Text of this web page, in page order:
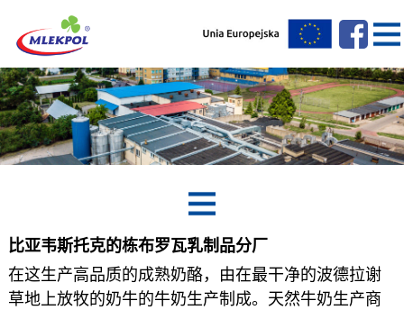
比亚韦斯托克的栋布罗瓦乳制品分厂
在这生产高品质的成熟奶酪，由在最干净的波德拉谢
草地上放牧的奶牛的牛奶生产制成。天然牛奶生产商